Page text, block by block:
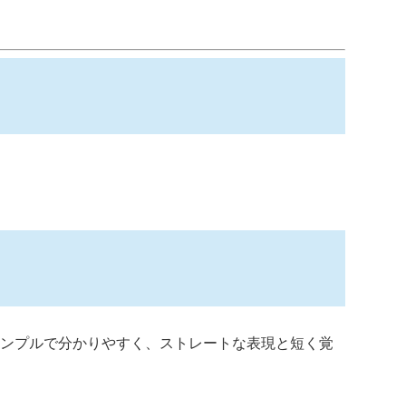
プルで分かりやすく、ストレートな表現と短く覚